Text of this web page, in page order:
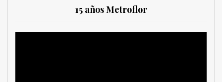
15 años Metroflor